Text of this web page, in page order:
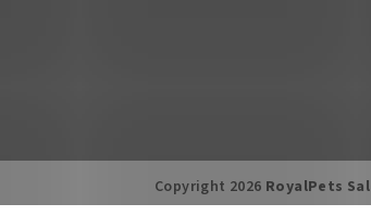
Copyright 2026 RoyalPets